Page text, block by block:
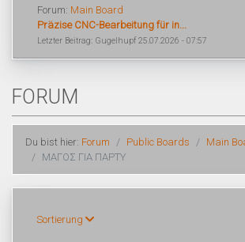
Forum: Main Board
Präzise CNC-Bearbeitung für in...
Letzter Beitrag: Gugelhupf 25.07.2026 - 07:57
FORUM
Du bist hier: Forum Public Boards
Main
ΜΑΓΟΣ ΓΙΑ ΠΑΡΤΥ
Sortierung